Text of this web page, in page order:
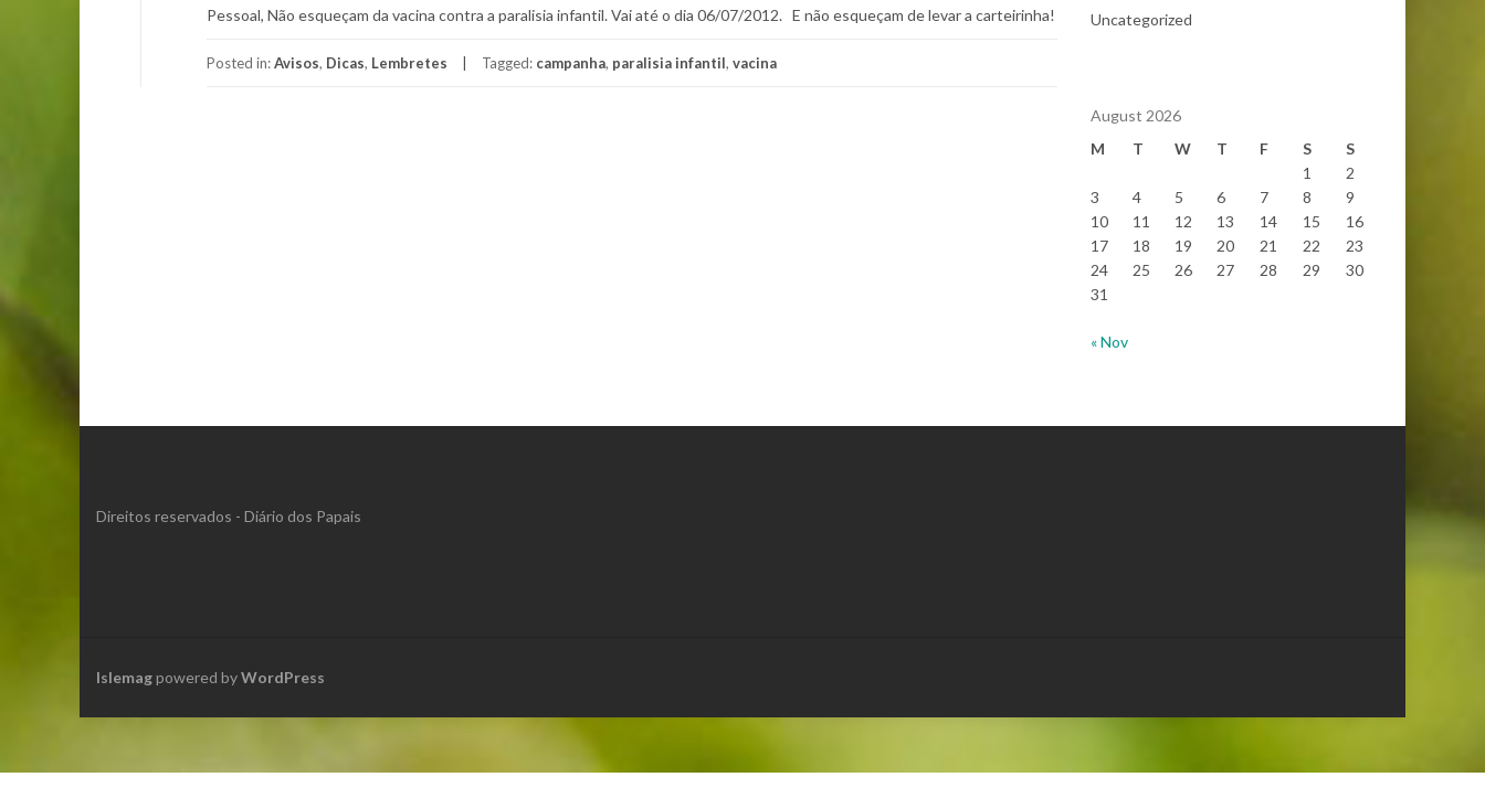
Pessoal, Não esqueçam da vacina contra a paralisia infantil. Vai até o dia 06/07/2012. E não esqueçam de levar a carteirinha!
Posted in:Avisos, Dicas, Lembretes Tagged: campanha, paralisia infantil, vacina
Uncategorized
August 2026
M
T W T F S
S
1
2
3
4 5 6 7 8
9
10
11 12 13 14 15
16
17
18 19 20 21 22
23
24
25 26 27 28 29
30
31
« Nov
Direitos reservados - Diário dos Papais
Islemagpowered byWordPress